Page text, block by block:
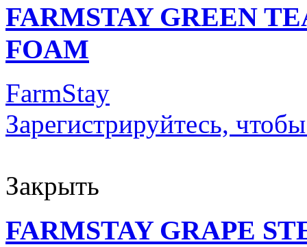
FARMSTAY GREEN
FOAM
FarmStay
Зарегистрируйтесь,
Закрыть
FARMSTAY GRAPE